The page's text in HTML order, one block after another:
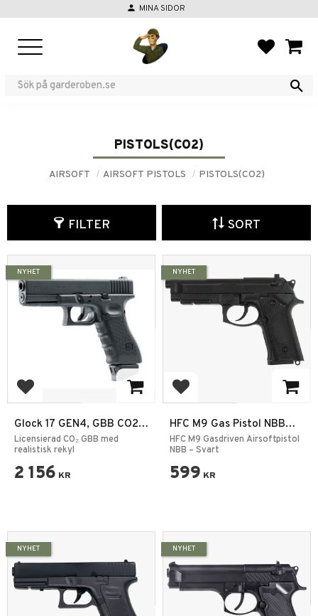
person MINA SIDOR
PISTOLS(CO2)
AIRSOFT AIRSOFT PISTOLS PISTOLS(CO2)
FILTER SORT
Add to favorites
Glock 17 GEN4, GBB CO2
6mm
Licensierad CO₂ GBB med
realistisk rekyl
2 156 KR
NYHET
Add to favorites
HFC M9 Gas Pistol NBB
Black – Airsoft Pistol
HFC M9 Gasdriven Airsoftpistol
NBB – Svart
599 KR
NYHET
NYHET NYHET